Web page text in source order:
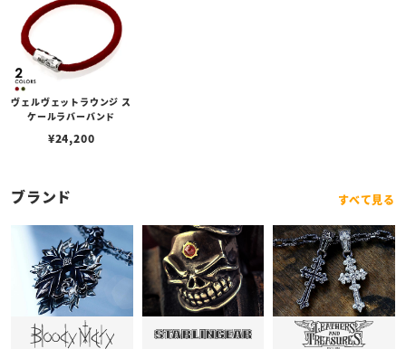
ヴェルヴェットラウンジ ス
ケールラバーバンド
¥24,200
ブランド すべて見る